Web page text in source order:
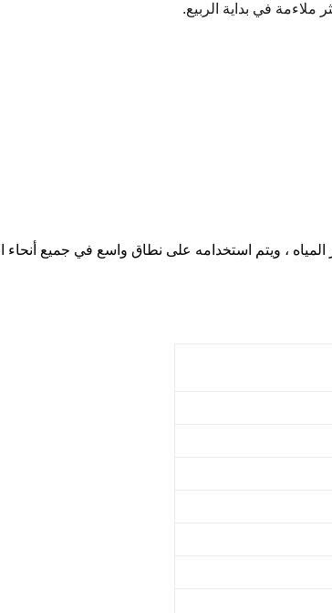
ملاءمة في بداية الربيع.
، ويتم استخدامه على نطاق واسع في جميع أنحاء